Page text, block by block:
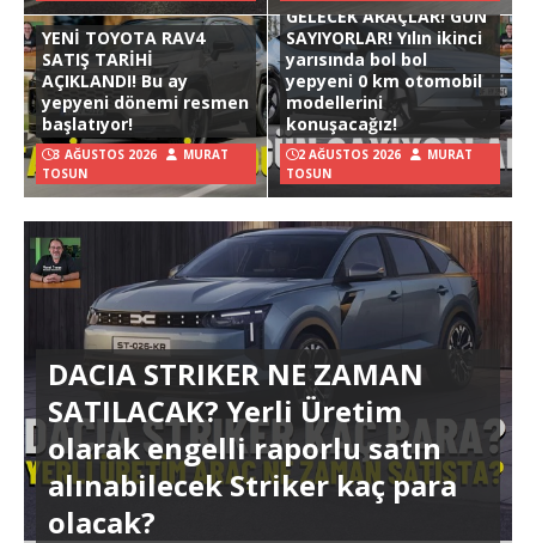
YENİ TOYOTA RAV4
SATIŞ TARİHİ
AÇIKLANDI! Bu ay
yepyeni dönemi resmen
başlatıyor!
3 AĞUSTOS 2026
MURAT
TOSUN
GELECEK ARAÇLAR! GÜN
SAYIYORLAR! Yılın ikinci
yarısında bol bol
yepyeni 0 km otomobil
modellerini
konuşacağız!
2 AĞUSTOS 2026
MURAT
TOSUN
DACIA STRIKER NE ZAMAN
SATILACAK? Yerli Üretim
olarak engelli raporlu satın
alınabilecek Striker kaç para
olacak?